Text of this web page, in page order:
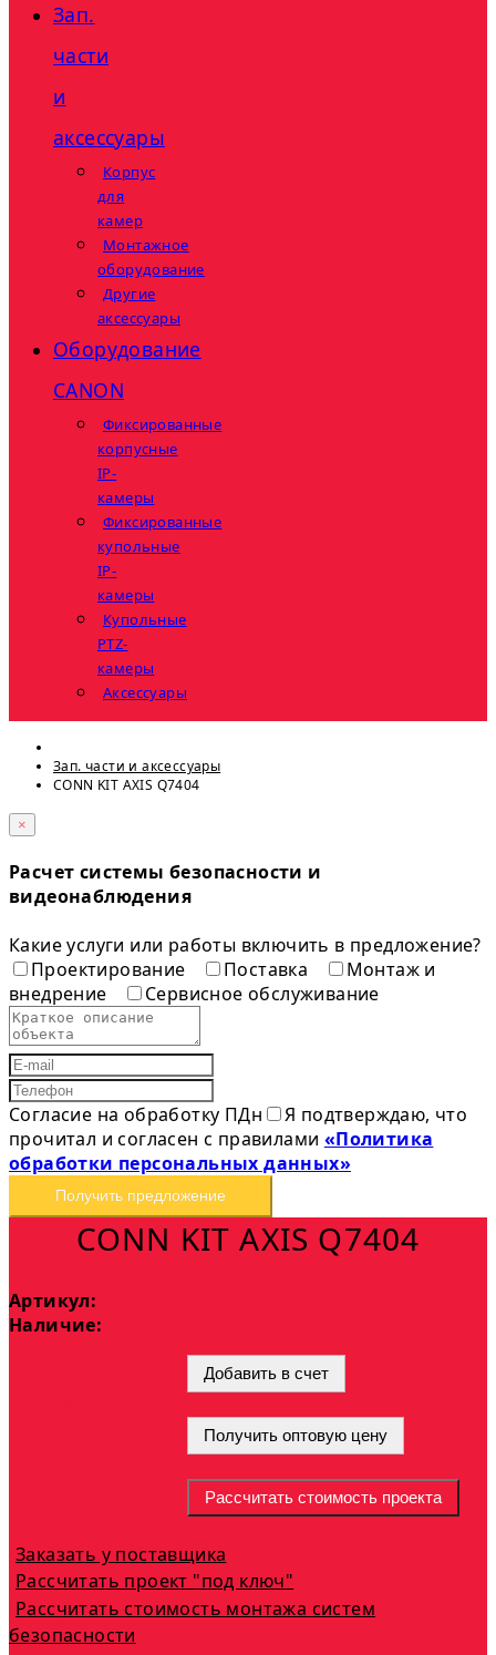
Зап.
части
и
аксессуары
Корпус
для
камер
Монтажное
оборудование
Другие
аксессуары
Оборудование
CANON
Фиксированные
корпусные
IP-
камеры
Фиксированные
купольные
IP-
камеры
Купольные
PTZ-
камеры
Аксессуары
Зап. части и аксессуары
CONN KIT AXIS Q7404
×
Расчет системы безопасности и
видеонаблюдения
Какие услуги или работы включить в предложение?
Проектирование
Поставка
Монтаж и
внедрение
Сервисное обслуживание
Согласие на обработку ПДн
Я подтверждаю, что
прочитал и согласен с правилами «Политика
обработки персональных данных»
Получить предложение
CONN KIT AXIS Q7404
Артикул:
Наличие:
Добавить в счет
Получить оптовую цену
Рассчитать стоимость проекта
Заказать у поставщика
Рассчитать проект "под ключ"
Рассчитать стоимость монтажа систем
безопасности